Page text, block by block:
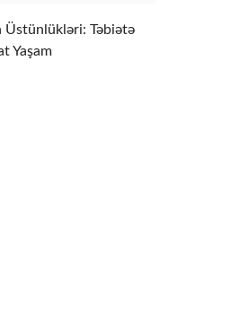
Üstünlükləri: Təbiətə
Yaşam